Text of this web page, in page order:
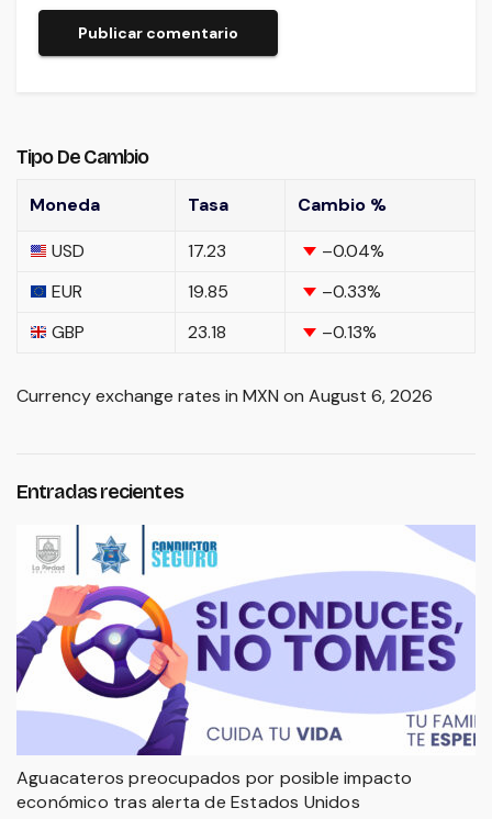
Tipo De Cambio
Moneda Tasa
Cambio %
USD
17.23 –0.04%
EUR
19.85 –0.33%
GBP
23.18 –0.13%
Currency exchange rates in MXN on August 6, 2026
Entradas recientes
Aguacateros preocupados por posible impacto
económico tras alerta de Estados Unidos